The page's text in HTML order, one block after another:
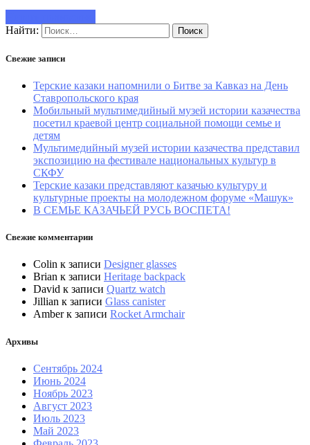
Найти:
Свежие записи
Терские казаки напомнили о Битве за Кавказ на День
Ставропольского края
Мобильный мультимедийный музей истории казачества
посетил краевой центр социальной помощи семье и
детям
Мультимедийный музей истории казачества представил
экспозицию на фестивале национальных культур в
СКФУ
Терские казаки представляют казачью культуру и
культурные проекты на молодежном форуме «Машук»
В СЕМЬЕ КАЗАЧЬЕЙ РУСЬ ВОСПЕТА!
Свежие комментарии
Colin к записи Designer glasses
Brian к записи Heritage backpack
David к записи Quartz watch
Jillian к записи Glass canister
Amberк записи Rocket Armchair
Архивы
Сентябрь 2024
Июнь 2024
Ноябрь 2023
Август 2023
Июль 2023
Май 2023